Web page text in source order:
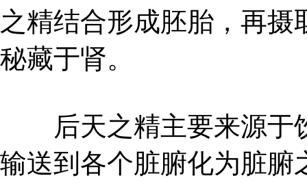
之精结合形成胚胎，再
秘藏于肾。
后天之精主要来源于
输送到各个脏腑化为脏腑